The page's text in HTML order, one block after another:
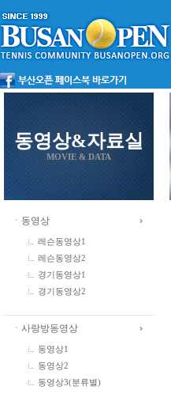
동영상&자료실
MOVIE & DATA
ㆍ동영상
레슨동영상1
레슨동영상2
경기동영상1
경기동영상2
ㆍ사랑방동영상
동영상1
동영상2
동영상3(분류별)